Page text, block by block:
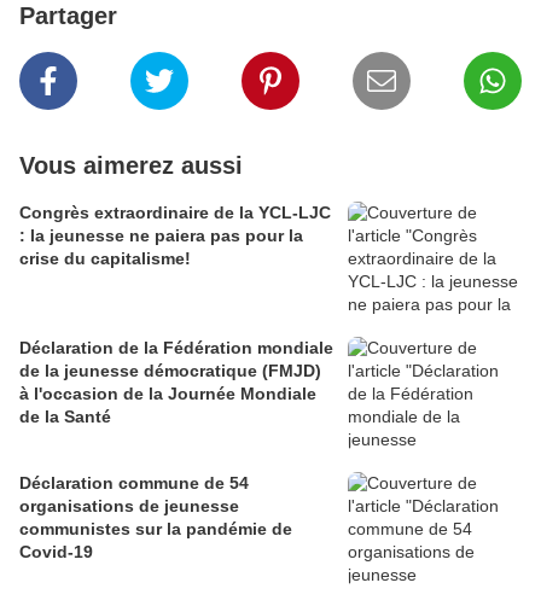
Partager
Vous aimerez aussi
Congrès extraordinaire de la YCL-LJC
: la jeunesse ne paiera pas pour la
crise du capitalisme!
Déclaration de la Fédération mondiale
de la jeunesse démocratique (FMJD)
à l'occasion de la Journée Mondiale
de la Santé
Déclaration commune de 54
organisations de jeunesse
communistes sur la pandémie de
Covid-19